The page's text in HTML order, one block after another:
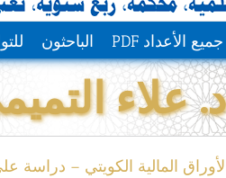
جميع الأعداد PDF الباحثون
د. علاء
المالية الكويتي – دراسة